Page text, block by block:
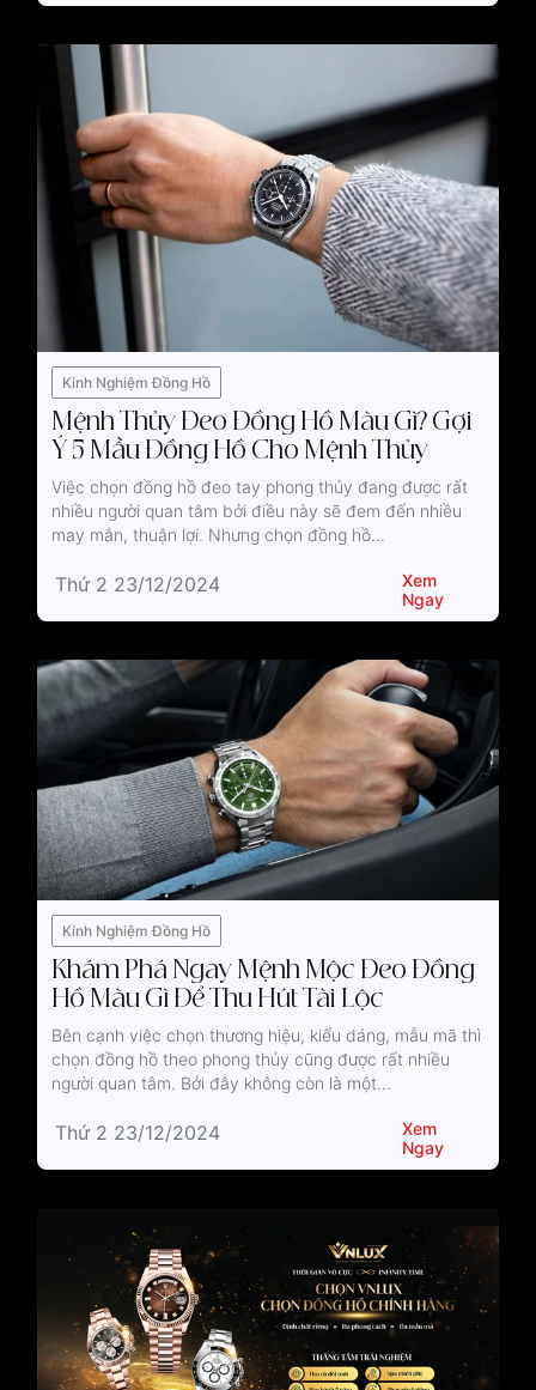
Kinh Nghiệm Đồng Hồ
Mệnh Thủy Đeo Đồng Hồ Màu Gì? Gợi
Ý 5 Mẫu Đồng Hồ Cho Mệnh Thủy
Việc chọn đồng hồ đeo tay phong thủy đang được rất
nhiều người quan tâm bởi điều này sẽ đem đến nhiều
may mắn, thuận lợi. Nhưng chọn đồng hồ...
Thứ 2 23/12/2024
Xem
Ngay
Kinh Nghiệm Đồng Hồ
Khám Phá Ngay Mệnh Mộc Đeo Đồng
Hồ Màu Gì Để Thu Hút Tài Lộc
Bên cạnh việc chọn thương hiệu, kiểu dáng, mẫu mã thì
chọn đồng hồ theo phong thủy cũng được rất nhiều
người quan tâm. Bởi đây không còn là một...
Thứ 2 23/12/2024
Xem
Ngay